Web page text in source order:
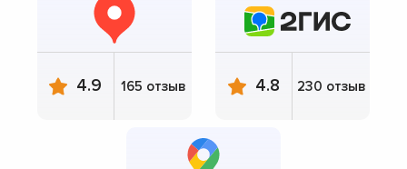
4.9 165 отзыв 4.8 230 отзыв